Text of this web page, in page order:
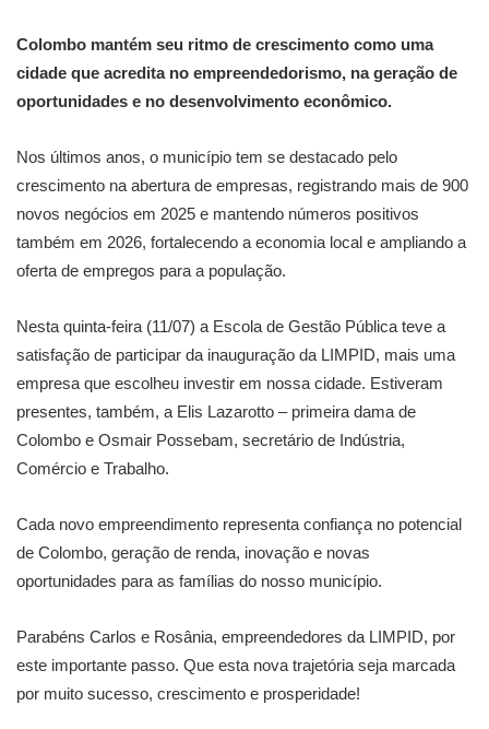
Colombo mantém seu ritmo de crescimento como uma
cidade que acredita no empreendedorismo, na geração de
oportunidades e no desenvolvimento econômico.
Nos últimos anos, o município tem se destacado pelo
crescimento na abertura de empresas, registrando mais de 900
novos negócios em 2025 e mantendo números positivos
também em 2026, fortalecendo a economia local e ampliando a
oferta de empregos para a população.
Nesta quinta-feira (11/07) a Escola de Gestão Pública teve a
satisfação de participar da inauguração da LIMPID, mais uma
empresa que escolheu investir em nossa cidade. Estiveram
presentes, também, a Elis Lazarotto – primeira dama de
Colombo e Osmair Possebam, secretário de Indústria,
Comércio e Trabalho.
Cada novo empreendimento representa confiança no potencial
de Colombo, geração de renda, inovação e novas
oportunidades para as famílias do nosso município.
Parabéns Carlos e Rosânia, empreendedores da LIMPID, por
este importante passo. Que esta nova trajetória seja marcada
por muito sucesso, crescimento e prosperidade!